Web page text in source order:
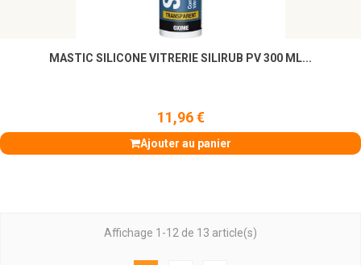
MASTIC SILICONE VITRERIE SILIRUB PV 300 ML...
11,96 €
Ajouter au panier
Affichage 1-12 de 13 article(s)